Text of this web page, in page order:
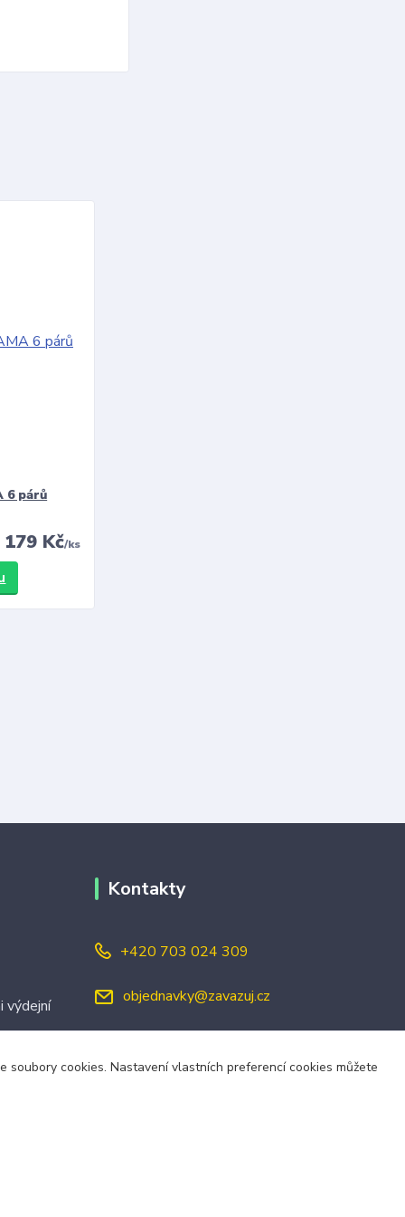
6 párů
179 Kč/ks
výdejní
Kontakty
+420 703 024 309
objednavky@zavazuj.cz
cookies. Nastavení vlastních preferencí cookies můžete